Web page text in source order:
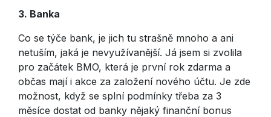
3. Banka
Co se týče bank, je jich tu strašně mnoho a ani
netuším, jaká je nevyužívanější. Já jsem si zvolila
pro začátek BMO, která je první rok zdarma a
občas mají i akce za založení nového účtu. Je zde
možnost, když se splní podmínky třeba za 3
měsíce dostat od banky nějaký finanční bonus